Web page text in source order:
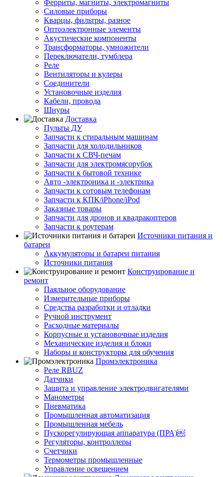
Ферриты, магниты, электромагниты
Силовые приборы
Кварцы, фильтры, разное
Оптоэлектронные элементы
Акустические компоненты
Трансформаторы, умножители
Переключатели, тумблера
Реле
Вентиляторы и кулеры
Соединители
Установочные изделия
Кабели, провода
Шнуры
Доставка
Пульты ДУ
Запчасти к стиральным машинам
Запчасти для холодильников
Запчасти к СВЧ-печам
Запчасти для электромясорубок
Запчасти к бытовой технике
Авто -электроника и -электрика
Запчасти к сотовым телефонам
Запчасти к КПК/iPhone/iPod
Заказные товары
Запчасти для дронов и квадракоптеров
Запчасти к роутерам
Источники питания и
батареи
Аккумуляторы и батареи питания
Источники питания
Конструирование и
ремонт
Паяльное оборудование
Измерительные приборы
Средства разработки и отладки
Ручной инструмент
Расходные материалы
Корпусные и установочные изделия
Механические изделия и блоки
Наборы и конструкторы для обучения
Промэлектроника
Реле RBUZ
Датчики
Защита и управление электродвигателями
Манометры
Пневматика
Промышленная автоматизация
Промышленная мебель
Пускорегулирующая аппаратура (ПРА)￼
Регуляторы, контроллеры
Счетчики
Термометры промышленные
Управление освещением